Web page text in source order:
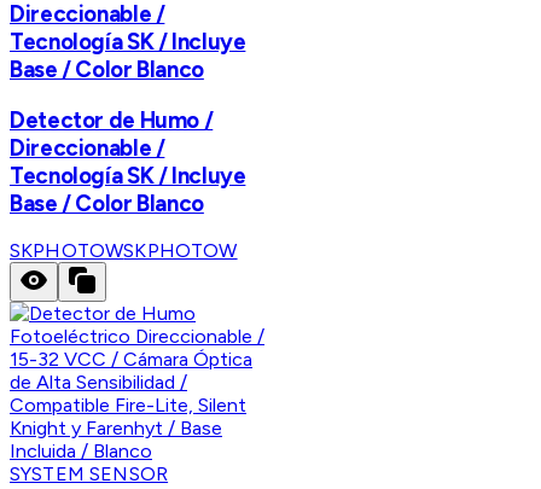
Direccionable /
Tecnología SK / Incluye
Base / Color Blanco
Detector de Humo /
Direccionable /
Tecnología SK / Incluye
Base / Color Blanco
SKPHOTOWSKPHOTOW
SYSTEM SENSOR